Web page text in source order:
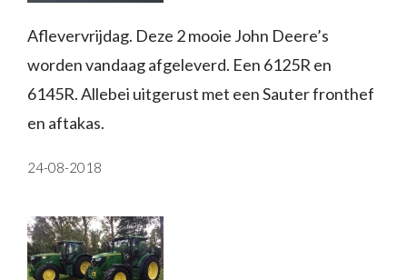
Aflevervrijdag. Deze 2 mooie John Deere’s
worden vandaag afgeleverd. Een 6125R en
6145R. Allebei uitgerust met een Sauter fronthef
en aftakas.
24-08-2018